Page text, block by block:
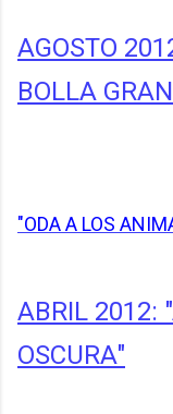
AGOSTO
BOLLA
"ODA A LOS
ABRIL 2012:
OSCURA"